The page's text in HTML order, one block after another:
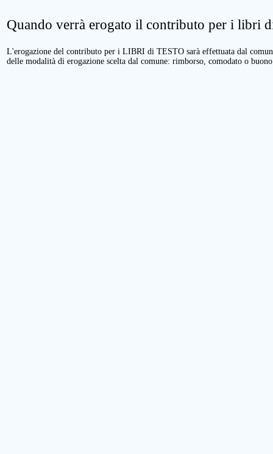
Quando verrà erogato il contributo per i libri
L'erogazione del contributo per i LIBRI di TESTO sarà effettuata dal
delle modalità di erogazione scelta dal comune: rimborso, comodato o